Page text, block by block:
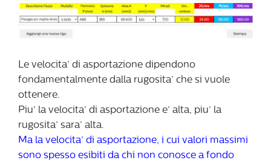
Le velocita’ di asportazione dipendono
fondamentalmente dalla rugosita’ che si vuole
ottenere.
Piu’ la velocita’ di asportazione e’ alta, piu’ la
rugosita’ sara’ alta.
Ma la velocita’ di asportazione, i cui valori massimi
sono spesso esibiti da chi non conosce a fondo